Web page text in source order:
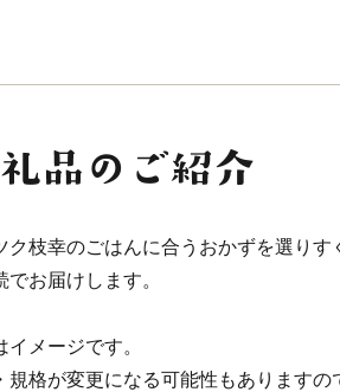
ク枝幸のごはんに合うおかずを選り
でお届けします。
メージです。
格が変更になる可能性もありますの